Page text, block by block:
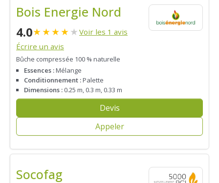
Bois Energie Nord
4.0★★★★★ Voir les 1 avis
Écrire un avis
Bûche compressée 100 % naturelle
Essences :Mélange
Conditionnement :Palette
Dimensions : 0.25 m, 0.3 m, 0.33 m
Devis
Appeler
Socofag